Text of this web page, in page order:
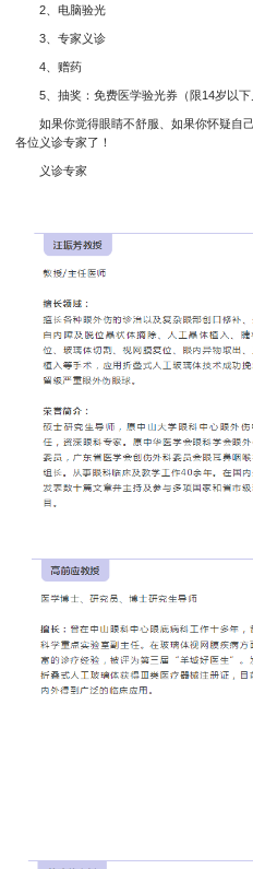
2、电脑验光
3、专家义诊
4、赠药
5、抽奖：免费医学验光券（限14岁以下
如果你觉得眼睛不舒服、如果你怀疑自
各位义诊专家了！
义诊专家